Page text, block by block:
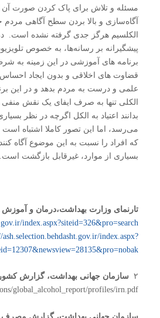
مسئله و تلاش برای پاک کردن صورت
آگاه‌سازی و بالا بردن سطح آگاهی مردم
الکلسیم هرگز جدی گرفته نشده است.
پیشگیرانه بر رسانه‌ها، به خصوص
برنامه های آموزشی در این زمینه به
قضاوت های اخلاقی و بدون ایجاد
علمی و درست به مردم بدهد و در این
الکلی تنها به صرف ایفای یک نقش
بدانند اعتیاد به الکل اگرچه در نظر
می‌رسد، اما این تصور کاملا اشتباه
که افراد را نسبت به این موضوع آگاه
بسیاری از موارد، غیرقابل بازگشت است.
تارنمای وزارت بهداشت،درمان و
index.aspx?siteid=326&pro=search
index.aspx?
۲ سازمان جهانی بهداشت، گزارش
global_alcohol_report/profiles/irn.pdf